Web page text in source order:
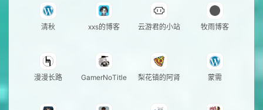
清秋 xxs的博客 云游君的小站 牧雨博客
漫漫长路 GamerNoTitle 梨花镇的阿肾 蒙需